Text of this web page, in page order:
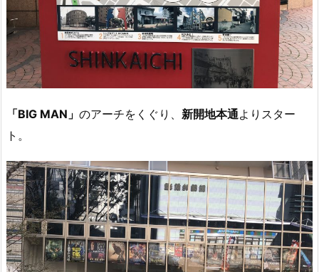
「BIG MAN」 のアーチをくぐり、 新開地本通よりスター
ト。